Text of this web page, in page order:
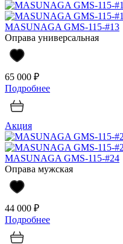
MASUNAGA GMS-115-#13
Оправа универсальная
65 000 ₽
Подробнее
Акция
MASUNAGA GMS-115-#24
Оправа мужская
44 000 ₽
Подробнее